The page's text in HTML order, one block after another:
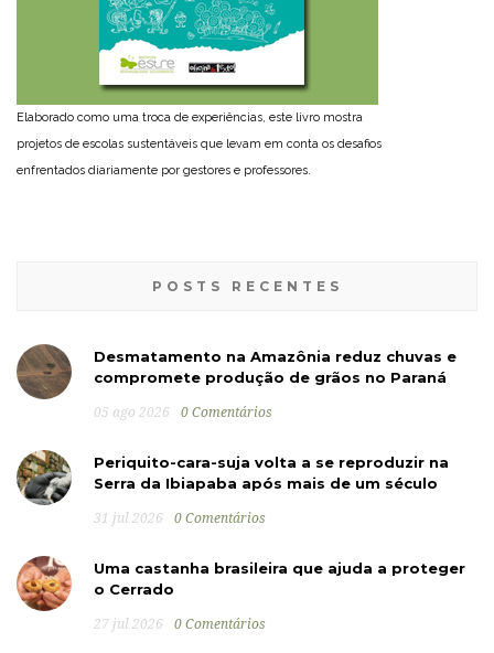
Elaborado como uma troca de experiências, este livro mostra
projetos de escolas sustentáveis que levam em conta os desafios
enfrentados diariamente por gestores e professores.
POSTS RECENTES
Desmatamento na Amazônia reduz chuvas e
compromete produção de grãos no Paraná
05 ago 2026 0 Comentários
Periquito-cara-suja volta a se reproduzir na
Serra da Ibiapaba após mais de um século
31 jul 2026 0 Comentários
Uma castanha brasileira que ajuda a proteger
o Cerrado
27 jul 2026 0 Comentários